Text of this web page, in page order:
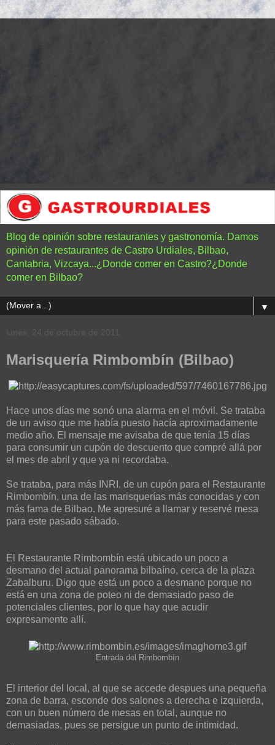
Blog de opinión sobre restaurantes y gastronomía. Damos
opinión de restaurantes de Castro Urdiales, Bilbao,
Cantabria, Vizcaya...¿Donde comer en Castro?¿Donde
comer en Bilbao?
▼
lunes, 24 de octubre de 2011
Marisquería Rimbombín (Bilbao)
Hace unos días me sonó una alarma en el móvil. Se trataba
de un aviso que me había puesto hacía aproximadamente
medio año. El mensaje me avisaba de que tenía 15 días
para consumir un cupón de descuento que compré allá por
el mes de abril y que ya ni recordaba.
Se trataba, para más INRI, de un cupón para el Restaurante
Rimbombín, una de las marisquerías más conocidas y con
más fama de Bilbao. Me apresuré a llamar y reservé mesa
para este pasado sábado.
El Restaurante Rimbombín está ubicado un poco a
desmano del actual panorama bilbaíno, cerca de la plaza
Zabalburu. Digo que está un poco a desmano porque no
está en una zona de poteo ni de demasiado paso de
potenciales clientes, por lo que hay que acudir
expresamente allí.
Entrada del Rimbombín
El interior del local, al que se accede despues una pequeña
zona de barra, esconde dos salones a derecha e izquierda,
con un buen número de mesas en total, aunque no
demasiadas, pues se persigue un punto de intimidad.